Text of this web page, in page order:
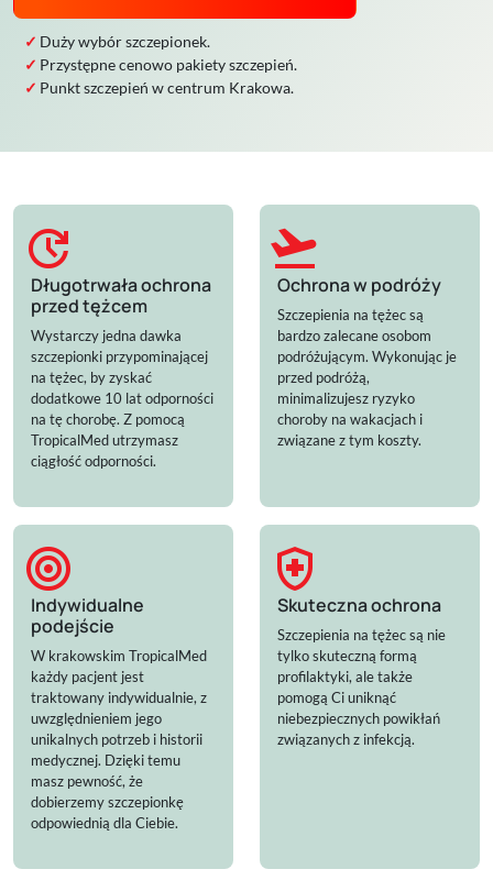
Duży wybór szczepionek.
Przystępne cenowo pakiety szczepień.
Punkt szczepień w centrum Krakowa.
update
Długotrwała ochrona
przed tężcem
Wystarczy jedna dawka
szczepionki przypominającej
na tężec, by zyskać
dodatkowe 10 lat odporności
na tę chorobę. Z pomocą
TropicalMed utrzymasz
ciągłość odporności.
flight_takeoff
Ochrona w podróży
Szczepienia na tężec są
bardzo zalecane osobom
podróżującym. Wykonując je
przed podróżą,
minimalizujesz ryzyko
choroby na wakacjach i
związane z tym koszty.
target
Indywidualne
podejście
W krakowskim TropicalMed
każdy pacjent jest
traktowany indywidualnie, z
uwzględnieniem jego
unikalnych potrzeb i historii
medycznej. Dzięki temu
masz pewność, że
dobierzemy szczepionkę
odpowiednią dla Ciebie.
health_and_safety
Skuteczna ochrona
Szczepienia na tężec są nie
tylko skuteczną formą
profilaktyki, ale także
pomogą Ci uniknąć
niebezpiecznych powikłań
związanych z infekcją.